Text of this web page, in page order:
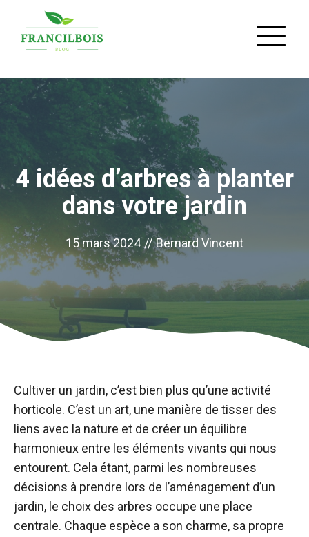
contenu
4 idées d’arbres à planter
dans votre jardin
15 mars 2024 // Bernard Vincent
Cultiver un jardin, c’est bien plus qu’une activité
horticole. C’est un art, une manière de tisser des
liens avec la nature et de créer un équilibre
harmonieux entre les éléments vivants qui nous
entourent. Cela étant, parmi les nombreuses
décisions à prendre lors de l’aménagement d’un
jardin, le choix des arbres occupe une place
centrale. Chaque espèce a son charme, sa propre